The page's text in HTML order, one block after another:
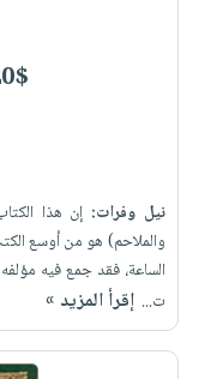
نيل وفرات: إن هذا
والملاحم) هو من أوسع
الساعة، فقد جمع فيه مؤلفه
ت... إقرأ المزيد »